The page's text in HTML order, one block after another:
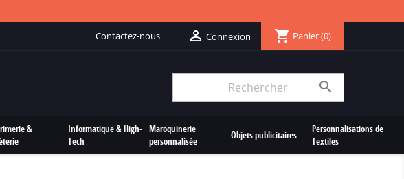
Contactez-nous  Connexion shopping_cart Panier(0)

&
Informatique & High-
Tech
Maroquinerie
personnalisée
Objets publicitaires
Personnalisations de
Textiles